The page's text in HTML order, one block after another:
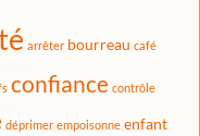
arrêter bourreau café
confiance contrôle
déprimer empoisonne enfant